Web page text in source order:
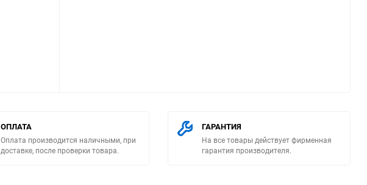
ОПЛАТА
Оплата производится наличными, при
доставке, после проверки товара.
ГАРАНТИЯ
На все товары действует фирменная
гарантия производителя.